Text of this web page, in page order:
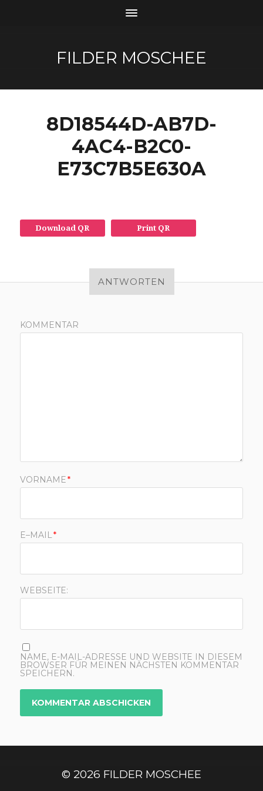
FILDER MOSCHEE
8D18544D-AB7D-
4AC4-B2C0-
E73C7B5E630A
Download QR Print QR
ANTWORTEN
KOMMENTAR
VORNAME*
E–MAIL*
WEBSEITE:
NAME, E-MAIL-ADRESSE UND WEBSITE IN DIESEM
BROWSER FÜR MEINEN NÄCHSTEN KOMMENTAR
SPEICHERN.
© 2026 FILDER MOSCHEE